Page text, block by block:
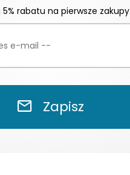
5% rabatu na pierwsze zakupy
Zapisz